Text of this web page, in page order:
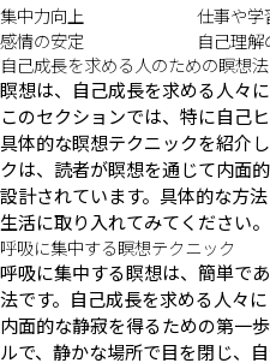
集中力向上
仕事や学
感情の安定
自己理
自己成長を求める人のための瞑想法
瞑想は、自己成長を求める人々
このセクションでは、特に自己
具体的な瞑想テクニックを紹介
クは、読者が瞑想を通じて内面
設計されています。具体的な方
生活に取り入れてみてください。
呼吸に集中する瞑想テクニック
呼吸に集中する瞑想は、簡単で
法です。自己成長を求める人々
内面的な静寂を得るための第一
ルで、静かな場所で目を閉じ、